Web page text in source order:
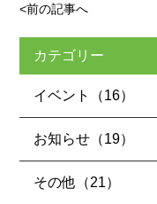
<前の記事へ
カテゴリー
イベント（16）
お知らせ（19）
その他（21）